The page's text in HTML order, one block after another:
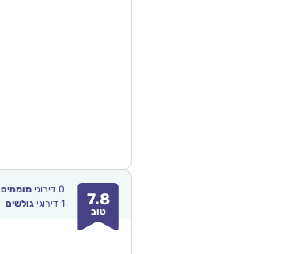
7.8
טוב
0 דירוגימומחים
1 דירוגיגולשים